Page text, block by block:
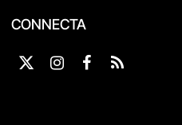
CONNECTA
X
Instagram
Facebook
RSS